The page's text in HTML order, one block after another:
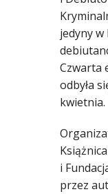
jedyny
Czwarta
odbyła
kwietnia.
i
przez